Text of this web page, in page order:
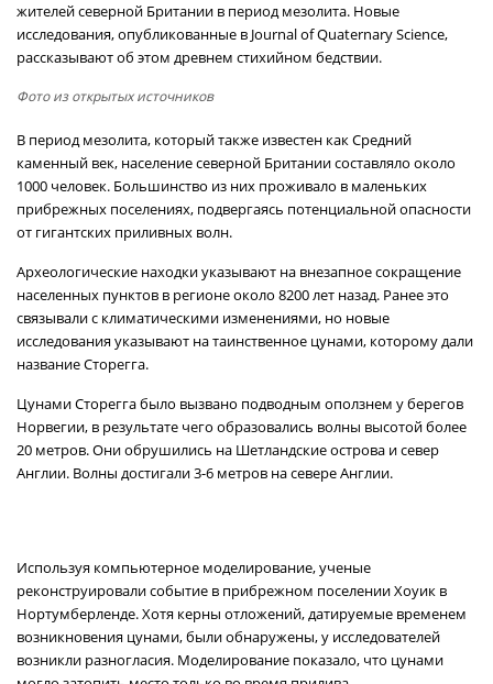
жителей северной Британии в период мезолита. Новые
исследования, опубликованные в Journal of Quaternary Science,
рассказывают об этом древнем стихийном бедствии.
Фото из открытых источников
В период мезолита, который также известен как Средний
каменный век, население северной Британии составляло около
1000 человек. Большинство из них проживало в маленьких
прибрежных поселениях, подвергаясь потенциальной опасности
от гигантских приливных волн.
Археологические находки указывают на внезапное сокращение
населенных пунктов в регионе около 8200 лет назад. Ранее это
связывали с климатическими изменениями, но новые
исследования указывают на таинственное цунами, которому дали
название Сторегга.
Цунами Сторегга было вызвано подводным оползнем у берегов
Норвегии, в результате чего образовались волны высотой более
20 метров. Они обрушились на Шетландские острова и север
Англии. Волны достигали 3-6 метров на севере Англии.
Используя компьютерное моделирование, ученые
реконструировали событие в прибрежном поселении Хоуик в
Нортумберленде. Хотя керны отложений, датируемые временем
возникновения цунами, были обнаружены, у исследователей
возникли разногласия. Моделирование показало, что цунами